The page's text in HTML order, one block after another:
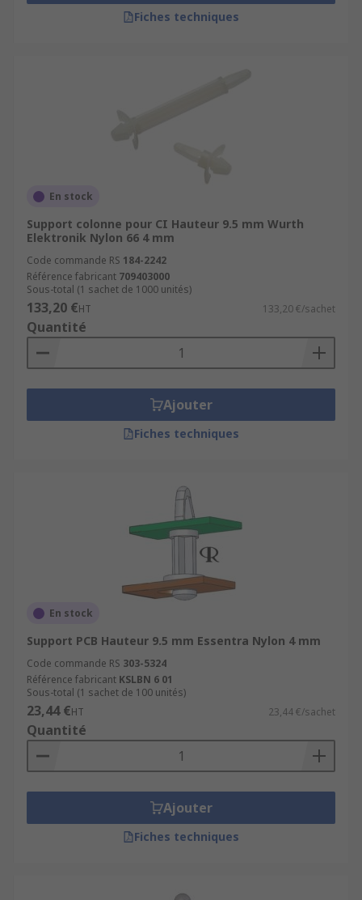
Fiches techniques
En stock
Support colonne pour CI Hauteur 9.5 mm Wurth
Elektronik Nylon 66 4 mm
Code commande RS 184-2242
Référence fabricant 709403000
Sous-total (1 sachet de 1000 unités)
133,20 €HT 133,20 €/sachet
Quantité
Ajouter
Fiches techniques
En stock
Support PCB Hauteur 9.5 mm Essentra Nylon 4 mm
Code commande RS 303-5324
Référence fabricant KSLBN 6 01
Sous-total (1 sachet de 100 unités)
23,44 €HT 23,44 €/sachet
Quantité
Ajouter
Fiches techniques